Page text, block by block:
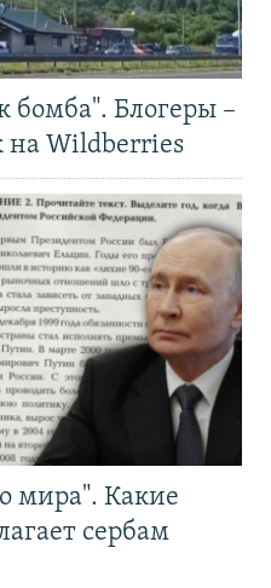
бомба". Блогеры –
на Wildberries
мира". Какие
сербам